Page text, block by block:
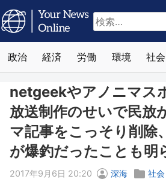
検
索:
政治 経済 労働 環境 社会
netgeekやアノニマス
放送制作のせいで民放
マ記事をこっそり削除
が爆釣だったことも明
2017年9月6日 20:20 深海 社会